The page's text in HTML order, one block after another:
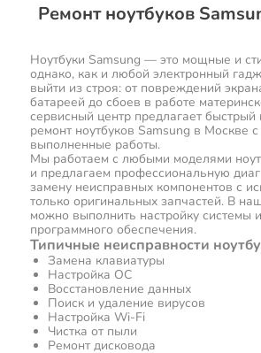
Ремонт ноутбуков
Ноутбуки Samsung — это мощные и
однако, как и любой электронный
выйти из строя: от повреждений
батареей до сбоев в работе
сервисный центр предлагает быстрый
ремонт ноутбуков Samsung в Москве
выполненные работы.
Мы работаем с любыми моделями
и предлагаем профессиональную
замену неисправных компонентов с
только оригинальных запчастей. В
можно выполнить настройку системы
программного обеспечения.
Типичные неисправности
Замена клавиатуры
Настройка ОС
Восстановление данных
Поиск и удаление вирусов
Настройка Wi-Fi
Чистка от пыли
Ремонт дисковода